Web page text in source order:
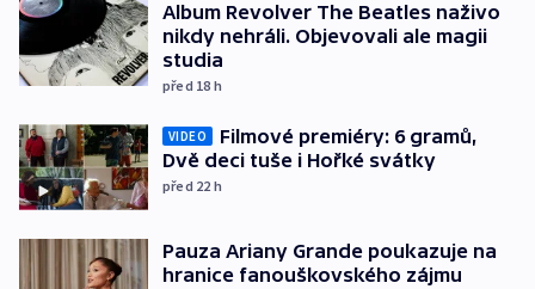
Album Revolver The Beatles naživo
nikdy nehráli. Objevovali ale magii
studia
před 18 h
VIDEO
Filmové premiéry: 6 gramů,
Dvě deci tuše i Hořké svátky
před 22 h
Pauza Ariany Grande poukazuje na
hranice fanouškovského zájmu